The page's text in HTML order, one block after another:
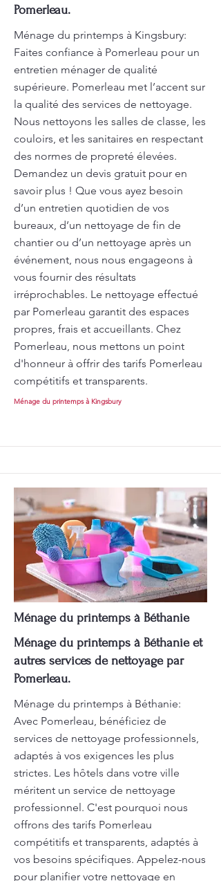
Pomerleau.
Ménage du printemps à Kingsbury:
Faites confiance à Pomerleau pour un
entretien ménager de qualité
supérieure. Pomerleau met l’accent sur
la qualité des services de nettoyage.
Nous nettoyons les salles de classe, les
couloirs, et les sanitaires en respectant
des normes de propreté élevées.
Demandez un devis gratuit pour en
savoir plus ! Que vous ayez besoin
d’un entretien quotidien de vos
bureaux, d’un nettoyage de fin de
chantier ou d’un nettoyage après un
événement, nous nous engageons à
vous fournir des résultats
irréprochables. Le nettoyage effectué
par Pomerleau garantit des espaces
propres, frais et accueillants. Chez
Pomerleau, nous mettons un point
d'honneur à offrir des tarifs Pomerleau
compétitifs et transparents.
Ménage du printemps à Kingsbury
Ménage du printemps à Béthanie
Ménage du printemps à Béthanie et
autres services de nettoyage par
Pomerleau.
Ménage du printemps à Béthanie:
Avec Pomerleau, bénéficiez de
services de nettoyage professionnels,
adaptés à vos exigences les plus
strictes. Les hôtels dans votre ville
méritent un service de nettoyage
professionnel. C'est pourquoi nous
offrons des tarifs Pomerleau
compétitifs et transparents, adaptés à
vos besoins spécifiques. Appelez-nous
pour planifier votre nettoyage en